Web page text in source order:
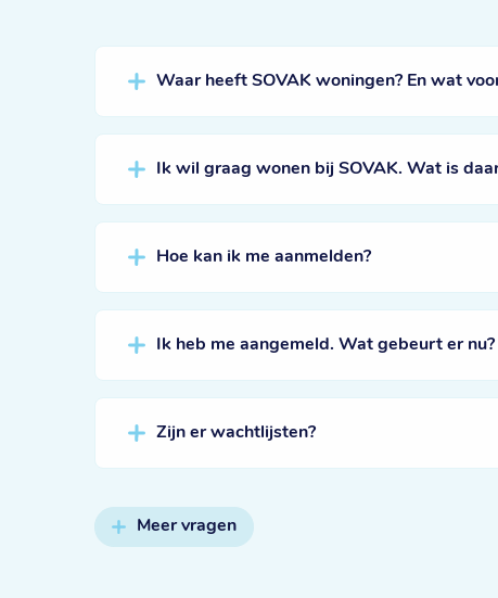
Waar heeft SOVAK woningen? En wat
Ik wil graag wonen bij SOVAK. Wat is
Hoe kan ik me aanmelden?
Ik heb me aangemeld. Wat gebeurt er nu?
Zijn er wachtlijsten?
Meer vragen